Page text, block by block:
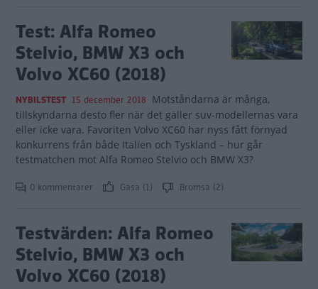
Test: Alfa Romeo
Stelvio, BMW X3 och
Volvo XC60 (2018)
NYBILSTEST 15 december 2018 Motståndarna är många,
tillskyndarna desto fler när det gäller suv-modellernas vara
eller icke vara. Favoriten Volvo XC60 har nyss fått förnyad
konkurrens från både Italien och Tyskland – hur går
testmatchen mot Alfa Romeo Stelvio och BMW X3?
0 kommentarer Gasa (1) Bromsa (2)
Testvärden: Alfa Romeo
Stelvio, BMW X3 och
Volvo XC60 (2018)